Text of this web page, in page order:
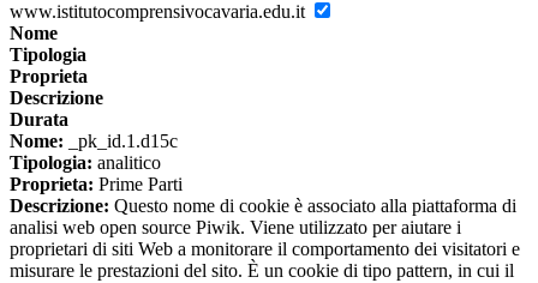
www.istitutocomprensivocavaria.edu.it
Nome
Tipologia
Proprieta
Descrizione
Durata
Nome: _pk_id.1.d15c
Tipologia: analitico
Proprieta: Prime Parti
Descrizione: Questo nome di cookie è associato alla piattaforma di
analisi web open source Piwik. Viene utilizzato per aiutare i
proprietari di siti Web a monitorare il comportamento dei visitatori e
misurare le prestazioni del sito. È un cookie di tipo pattern, in cui il